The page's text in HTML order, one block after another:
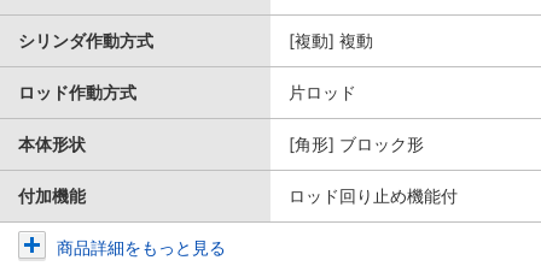
シリンダ作動方式 [複動] 複動
ロッド作動方式 片ロッド
本体形状 [角形] ブロック形
付加機能 ロッド回り止め機能付
商品詳細をもっと見る